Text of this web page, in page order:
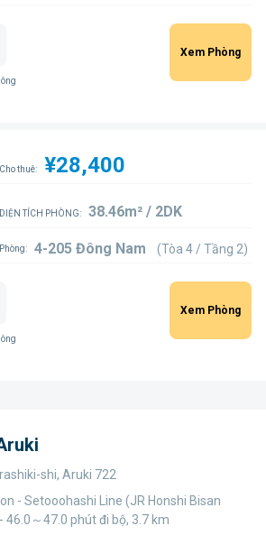
Xem Phòng
Cho thuê: ¥28,400
DIỆN TÍCH PHÒNG: 38.46m² / 2DK
Phòng: 4-205 Đông Nam (Tòa 4 / Tầng 2)
Xem Phòng
shi, Aruki 722
- Setooohashi Line (JR Honshi Bisan
46.0～47.0 phút đi bộ, 3.7 km